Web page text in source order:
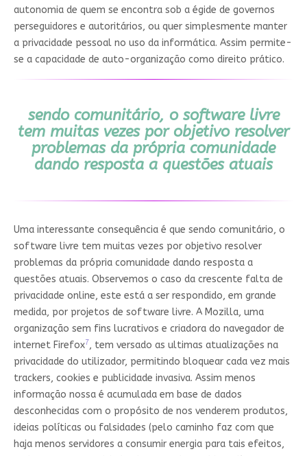
autonomia de quem se encontra sob a égide de governos
perseguidores e autoritários, ou quer simplesmente manter
a privacidade pessoal no uso da informática. Assim permite-
se a capacidade de auto-organização como direito prático.
sendo comunitário, o software livre
tem muitas vezes por objetivo resolver
problemas da própria comunidade
dando resposta a questões atuais
Uma interessante consequência é que sendo comunitário, o
software livre tem muitas vezes por objetivo resolver
problemas da própria comunidade dando resposta a
questões atuais. Observemos o caso da crescente falta de
privacidade online, este está a ser respondido, em grande
medida, por projetos de software livre. A Mozilla, uma
organização sem fins lucrativos e criadora do navegador de
internet Firefox7, tem versado as ultimas atualizações na
privacidade do utilizador, permitindo bloquear cada vez mais
trackers, cookies e publicidade invasiva. Assim menos
informação nossa é acumulada em base de dados
desconhecidas com o propósito de nos venderem produtos,
ideias políticas ou falsidades (pelo caminho faz com que
haja menos servidores a consumir energia para tais efeitos,